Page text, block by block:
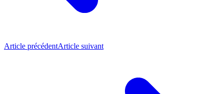
Article précédentArticle suivant